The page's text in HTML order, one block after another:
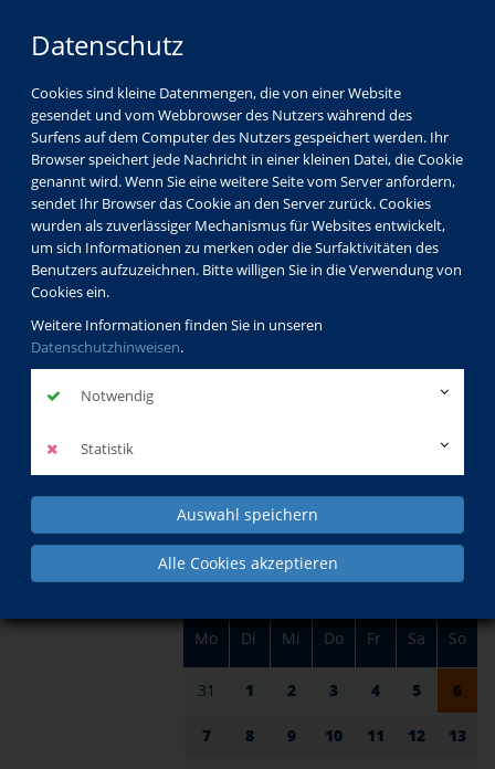
Datenschutz
Cookies sind kleine Datenmengen, die von einer Website
gesendet und vom Webbrowser des Nutzers während des
Surfens auf dem Computer des Nutzers gespeichert werden. Ihr
Browser speichert jede Nachricht in einer kleinen Datei, die Cookie
genannt wird. Wenn Sie eine weitere Seite vom Server anfordern,
sendet Ihr Browser das Cookie an den Server zurück. Cookies
wurden als zuverlässiger Mechanismus für Websites entwickelt,
um sich Informationen zu merken oder die Surfaktivitäten des
Benutzers aufzuzeichnen. Bitte willigen Sie in die Verwendung von
Cookies ein.
Weitere Informationen finden Sie in unseren
Datenschutzhinweisen.
Notwendig
Statistik
Auswahl speichern
Alle Cookies akzeptieren
LOGIN MENÜ
im November
Mo Di Mi Do Fr Sa So
31 1 2 3 4 5 6
7 8 9 10 11 12 13
am 06.